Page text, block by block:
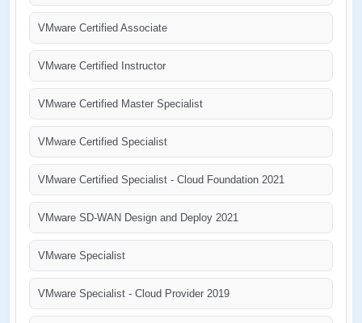
VMware Certified Associate
VMware Certified Instructor
VMware Certified Master Specialist
VMware Certified Specialist
VMware Certified Specialist - Cloud Foundation 2021
VMware SD-WAN Design and Deploy 2021
VMware Specialist
VMware Specialist - Cloud Provider 2019